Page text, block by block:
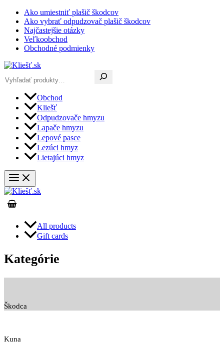
Preskočiť
obsah
Ako umiestniť plašič škodcov
Ako vybrať odpudzovač plašič škodcov
Najčastejšie otázky
Veľkoobchod
Obchodné podmienky
Obchod
Kliešť
Odpudzovače hmyzu
Lapače hmyzu
Lepové pasce
Lezúci hmyz
Lietajúci hmyz
All products
Gift cards
Kategórie
Škodca
Kuna